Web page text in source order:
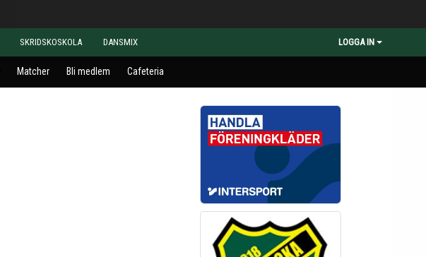
SKRIDSKOSKOLA DANSMIX LOGGA IN
Matcher Bli medlem Cafeteria